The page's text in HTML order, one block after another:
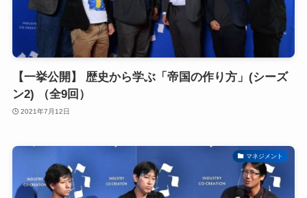
【一挙公開】 歴史から学ぶ「帝国の作り方」(シーズ
ン2) （全9回）
2021年7月12日
マネジメント